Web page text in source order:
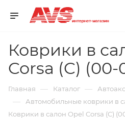
Коврики в
Corsa (C) (00-
Главная — Каталог —
— Автомобильные коврики в
Коврики в салон Opel Corsa (C)